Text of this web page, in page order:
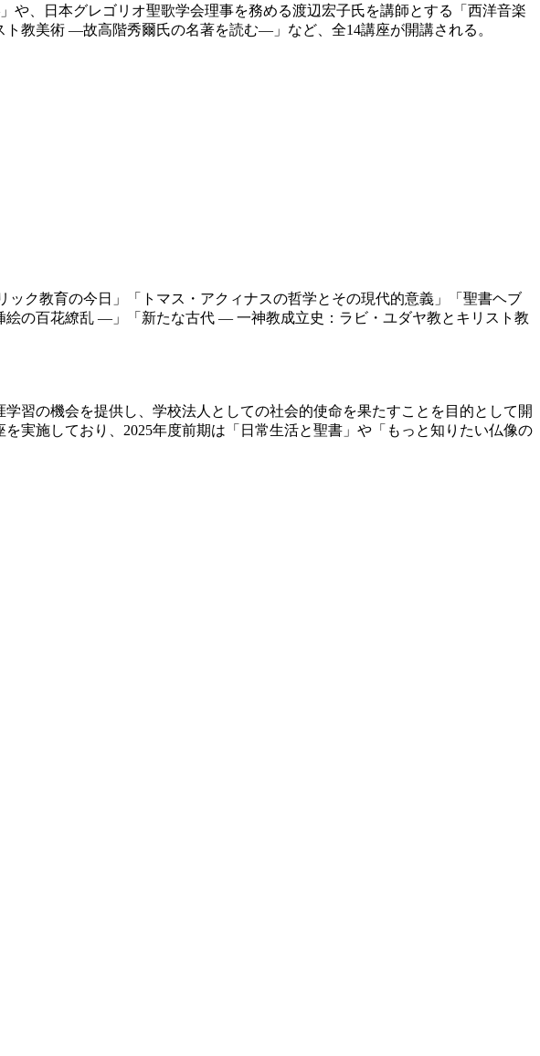
、日本グレゴリオ聖歌学会理事を務める渡辺宏子氏を講師とする「西洋音楽
教美術 ―故高階秀爾氏の名著を読む―」など、全14講座が開講される。
ク教育の今日」「トマス・アクィナスの哲学とその現代的意義」「聖書ヘブ
の百花繚乱 ―」「新たな古代 ― 一神教成立史：ラビ・ユダヤ教とキリスト教
習の機会を提供し、学校法人としての社会的使命を果たすことを目的として開
実施しており、2025年度前期は「日常生活と聖書」や「もっと知りたい仏像の